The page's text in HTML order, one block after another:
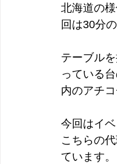
北海道の
回は30分
テーブル
っている
内のアチ
今回はイ
こちらの
ています。